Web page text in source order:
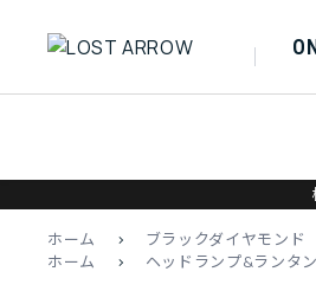
ホーム > ブラックダイヤモンド
ホーム
> ヘッドランプ&ランタン